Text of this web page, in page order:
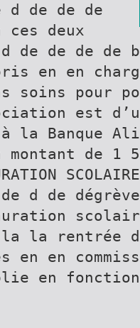
de de de
ces deux
de de de de
en en
soins pour
est
la Banque
de 1
SCOLAIRE
d de
la rentrée d
en en
en fonction